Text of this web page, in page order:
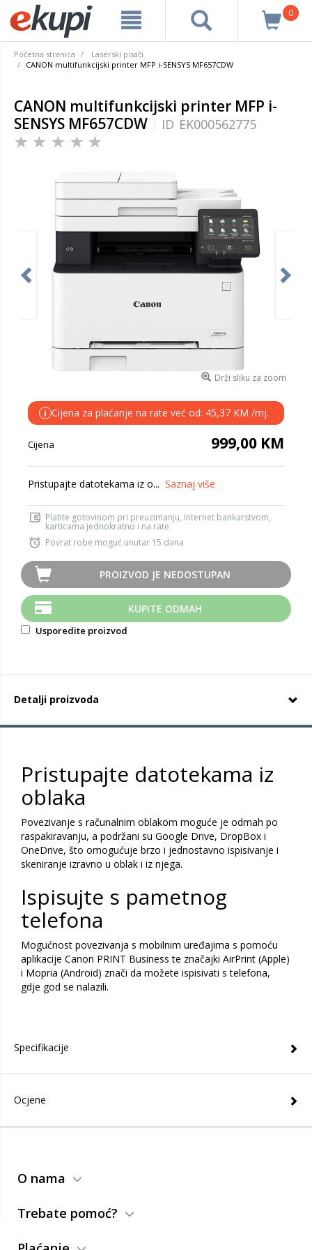
0
Početna stranica
Laserski pisači
CANON multifunkcijski printer MFP i-SENSYS MF657CDW
CANON multifunkcijski printer MFP i-
SENSYS MF657CDW
ID EK000562775
Drži sliku za zoom
i Cijena za plaćanje na rate već od: 45,37 KM /mj.
Cijena 999,00 KM
Pristupajte datotekama iz o... Saznaj više
Platite gotovinom pri preuzimanju, Internet bankarstvom,
karticama jednokratno i na rate
Povrat robe moguć unutar 15 dana
PROIZVOD JE NEDOSTUPAN
KUPITE ODMAH
Usporedite proizvod
Detalji proizvoda
Pristupajte datotekama iz
oblaka
Povezivanje s računalnim oblakom moguće je odmah po
raspakiravanju, a podržani su Google Drive, DropBox i
OneDrive, što omogućuje brzo i jednostavno ispisivanje i
skeniranje izravno u oblak i iz njega.
Ispisujte s pametnog
telefona
Mogućnost povezivanja s mobilnim uređajima s pomoću
aplikacije Canon PRINT Business te značajki AirPrint (Apple)
i Mopria (Android) znači da možete ispisivati s telefona,
gdje god se nalazili.
Specifikacije
Ocjene
O nama
Trebate pomoć?